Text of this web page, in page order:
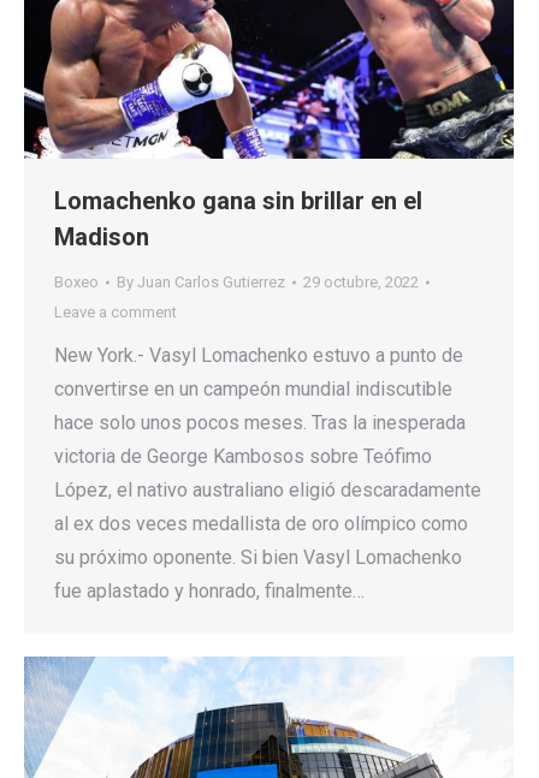
Lomachenko gana sin brillar en el
Madison
Boxeo By Juan Carlos Gutierrez
29 octubre, 2022
Leave a comment
New York.- Vasyl Lomachenko estuvo a punto de
convertirse en un campeón mundial indiscutible
hace solo unos pocos meses. Tras la inesperada
victoria de George Kambosos sobre Teófimo
López, el nativo australiano eligió descaradamente
al ex dos veces medallista de oro olímpico como
su próximo oponente. Si bien Vasyl Lomachenko
fue aplastado y honrado, finalmente…